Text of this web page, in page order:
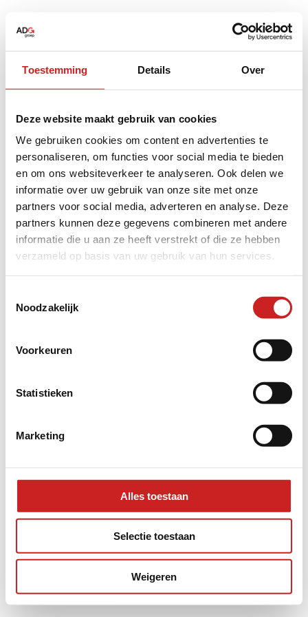
Toestemming Details Over
Deze website maakt gebruik van cookies
We gebruiken cookies om content en advertenties te
personaliseren, om functies voor social media te bieden
en om ons websiteverkeer te analyseren. Ook delen we
informatie over uw gebruik van onze site met onze
partners voor social media, adverteren en analyse. Deze
partners kunnen deze gegevens combineren met andere
informatie die u aan ze heeft verstrekt of die ze hebben
verzameld op basis van uw gebruik van hun services.
Noodzakelijk
Voorkeuren
Statistieken
Marketing
Alles toestaan
Selectie toestaan
Weigeren
loadingwww.adggroep.nl
for more